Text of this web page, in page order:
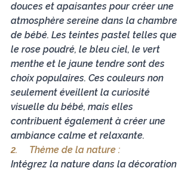
douces et apaisantes pour créer une
atmosphère sereine dans la chambre
de bébé. Les teintes pastel telles que
le rose poudré, le bleu ciel, le vert
menthe et le jaune tendre sont des
choix populaires. Ces couleurs non
seulement éveillent la curiosité
visuelle du bébé, mais elles
contribuent également à créer une
ambiance calme et relaxante.
2. Thème de la nature :
Intégrez la nature dans la décoration